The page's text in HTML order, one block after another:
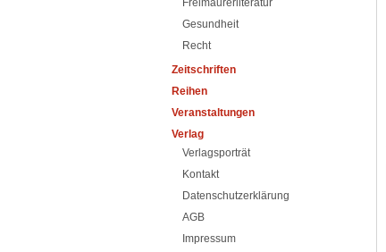
Freimaurerliteratur
Gesundheit
Recht
Zeitschriften
Reihen
Veranstaltungen
Verlag
Verlagsporträt
Kontakt
Datenschutzerklärung
AGB
Impressum